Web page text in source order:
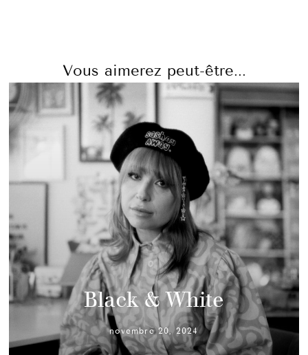
Vous aimerez peut-être...
Black & White
novembre 20, 2024